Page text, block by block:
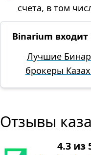
счета, в том
Binarium
Лучшие
брокеры
Отзывы
4.3 из